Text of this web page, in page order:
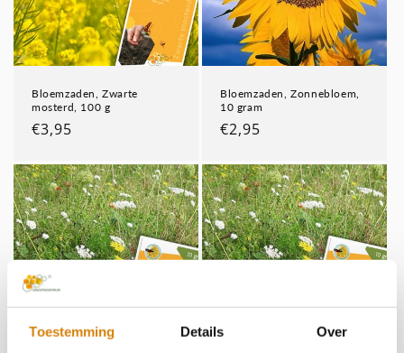
Toestemming Details Over
Bloemzaden, Zwarte
mosterd, 100 g
Normale
€3,95
Bloemzaden, Zonnebloem,
10 gram
Normale
€2,95